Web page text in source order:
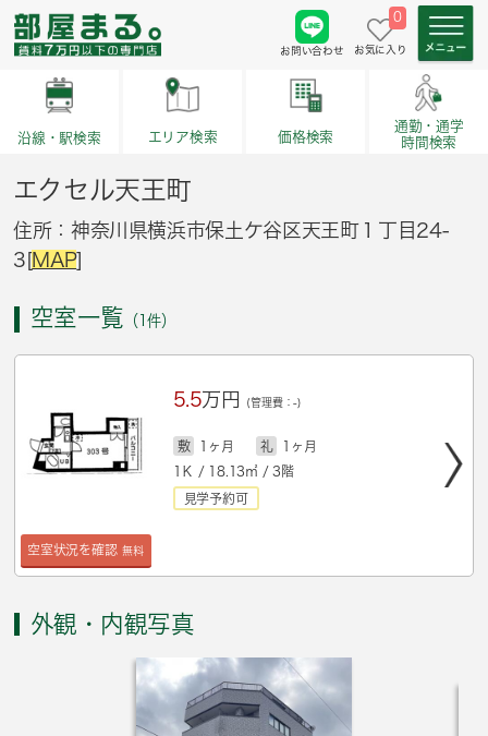
お問い合わせ
0
お気に入り
沿線・駅検索 エリア検索 価格検索
通勤・通学
時間検索
エクセル天王町
住所：神奈川県横浜市保土ケ谷区天王町１丁目24-
3[MAP]
空室一覧 （1件）
空室状況を確認 無料
5.5万円 (管理費：-)
敷 1ヶ月 礼
1ヶ月
1Ｋ / 18.13㎡ / 3階
見学予約可
外観・内観写真